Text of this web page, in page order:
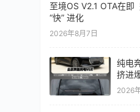
至境OS V2.1 OTA在
“快” 进化
2026年8月7日
纯电
挤进
2026